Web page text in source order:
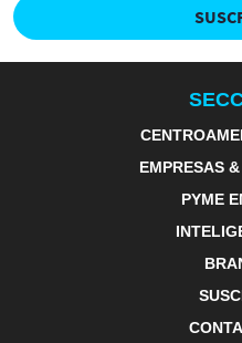
EMPRESAS
PYME